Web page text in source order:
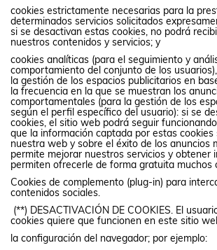
cookies estrictamente necesarias para la
determinados servicios solicitados
si se desactivan estas cookies, no podrá
nuestros contenidos y servicios; y
cookies analíticas (para el seguimiento y
comportamiento del conjunto de los
la gestión de los espacios publicitarios en
la frecuencia en la que se muestran los
comportamentales (para la gestión de los
según el perfil específico del usuario): si se
cookies, el sitio web podrá seguir
que la información captada por estas cookies
nuestra web y sobre el éxito de los anuncios
permite mejorar nuestros servicios y obtener
permiten ofrecerle de forma gratuita muchos
Cookies de complemento (plug-in) para
contenidos sociales.
(**) DESACTIVACIÓN DE COOKIES. El
cookies quiere que funcionen en este sitio
la configuración del navegador; por ejemplo: